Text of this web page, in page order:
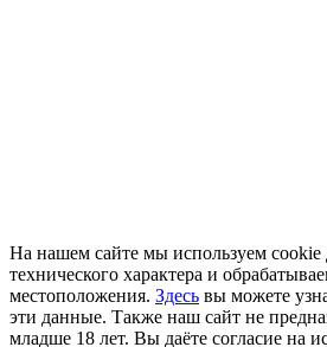
На нашем сайте мы используем
технического характера и
местоположения. Здесь вы можете
эти данные. Также наш сайт не
младше 18 лет. Вы даёте согласие на